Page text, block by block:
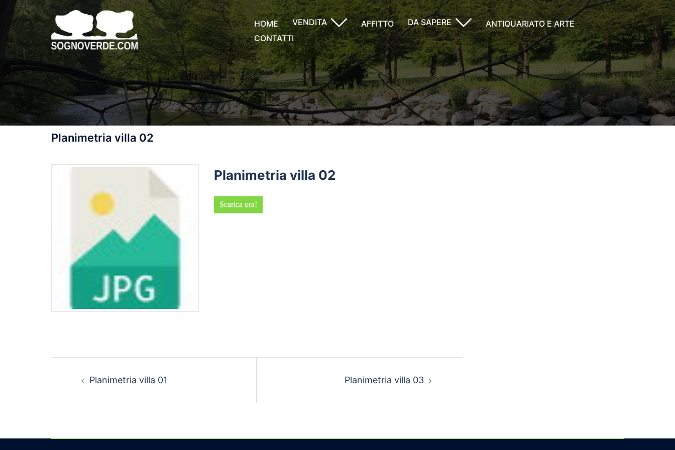
contenuto
HOME VENDITA AFFITTO DA SAPERE
ANTIQUARIATO E ARTE
CONTATTI
Planimetria villa 02
Planimetria villa 02
Scarica ora!
articoloPlanimetria villa 01 Planimetria villa 03